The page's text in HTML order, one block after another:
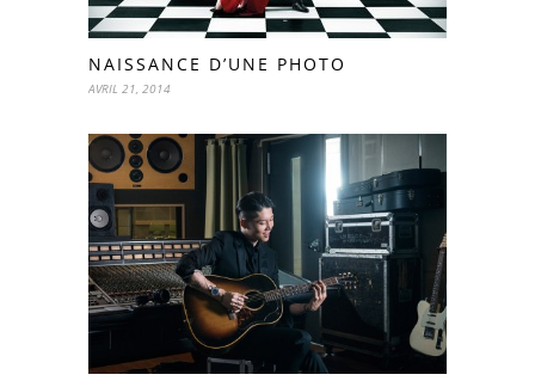
NAISSANCE D’UNE PHOTO
AVRIL 21, 2014